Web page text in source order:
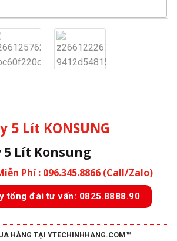
5 Lít KONSUNG
5 Lít Konsung
Phí : 096.345.8866 (Call/Zalo)
tổng đài tư vấn: 0825.8888.90
HÀNG TẠI YTECHINHHANG.COM™